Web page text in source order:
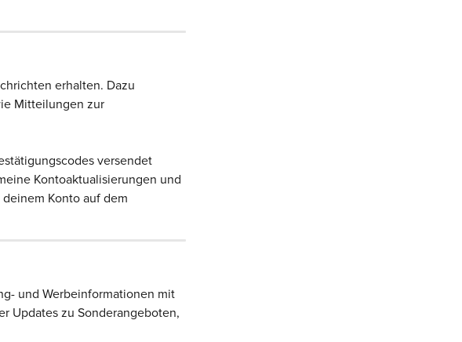
erhalten. Dazu
Mitteilungen zur
versendet
Kontoaktualisierungen und
Konto auf dem
und Werbeinformationen mit
Updates zu Sonderangeboten,